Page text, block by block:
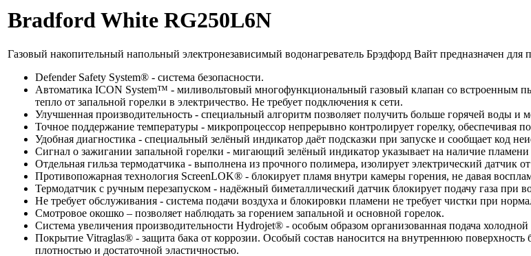
Bradford White RG250L6N
Газовый накопительный напольный электронезависимый водонагреватель Брэдфорд Вайт предназначен
Defender Safety System® - система безопасности.
Автоматика ICON System™ - миливольтовый многофункциональный газовый клапан со встроенным
тепло от запальной горелки в электричество. Не требует подключения к сети.
Улучшенная производительность - специальный алгоритм позволяет получить больше горячей воды и
Точное поддержание температуры - микропроцессор непрерывно контролирует горелку, обеспечивая
Удобная диагностика - специальный зелёный индикатор даёт подсказки при запуске и сообщает код
Сигнал о зажигании запальной горелки - мигающий зелёный индикатор указывает на наличие пламени
Отдельная гильза термодатчика - выполнена из прочного полимера, изолирует электрический датчик
Противопожарная технология ScreenLOK® - блокирует пламя внутри камеры горения, не давая
Термодатчик с ручным перезапуском - надёжный биметаллический датчик блокирует подачу газа при
Не требует обслуживания - система подачи воздуха и блокировки пламени не требует чистки при
Смотровое окошко – позволяет наблюдать за горением запальной и основной горелок.
Система увеличения производительности Hydrojet® - особым образом организованная подача
Покрытие Vitraglas® - защита бака от коррозии. Особый состав наносится на внутреннюю
плотностью и достаточной эластичностью.